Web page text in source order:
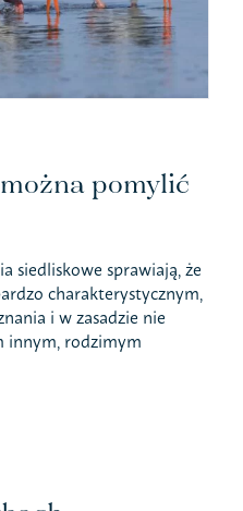
pomylić
siedliskowe sprawiają, że
charakterystycznym,
i w zasadzie nie
innym, rodzimym